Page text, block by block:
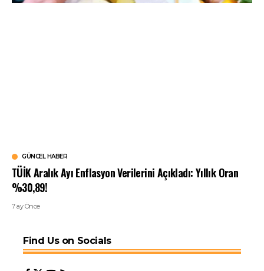
GÜNCEL HABER
TÜİK Aralık Ayı Enflasyon Verilerini Açıkladı: Yıllık Oran
%30,89!
7 ay Önce
Find Us on Socials